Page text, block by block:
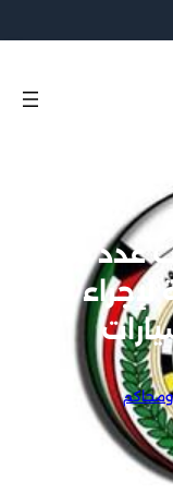
عدد من